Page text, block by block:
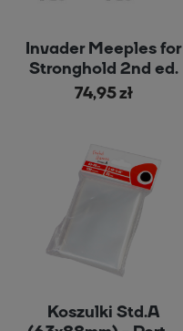
Invader Meeples for
Stronghold 2nd ed.
74,95 zł
Koszulki Std.A